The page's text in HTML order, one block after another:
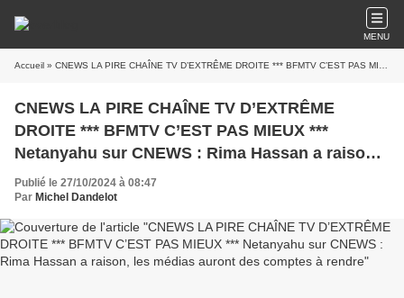
MENU
Accueil » CNEWS LA PIRE CHAÎNE TV D’EXTRÊME DROITE *** BFMTV C’EST PAS MIEUX *** Netanyahu sur CNEWS : Rima Hassan a raison, les médias auront des comptes à rendre
CNEWS LA PIRE CHAÎNE TV D’EXTRÊME
DROITE *** BFMTV C’EST PAS MIEUX ***
Netanyahu sur CNEWS : Rima Hassan a raison,
les médias auront des comptes à rendre
Publié le 27/10/2024 à 08:47
Par Michel Dandelot